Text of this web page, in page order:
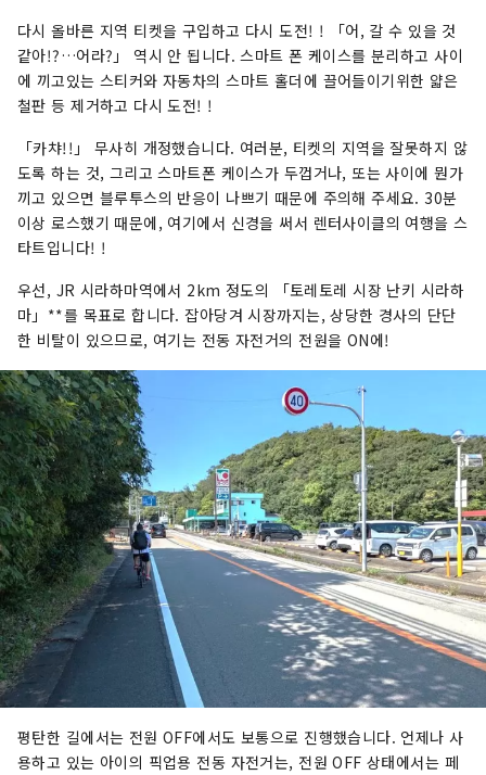
다시 올바른 지역 티켓을 구입하고 다시 도전! ! 「어, 갈 수 있을 것
같아!?…어라?」 역시 안 됩니다. 스마트 폰 케이스를 분리하고 사이
에 끼고있는 스티커와 자동차의 스마트 홀더에 끌어들이기위한 얇은
철판 등 제거하고 다시 도전! !
「카챠!!」 무사히 개정했습니다. 여러분, 티켓의 지역을 잘못하지 않
도록 하는 것, 그리고 스마트폰 케이스가 두껍거나, 또는 사이에 뭔가
끼고 있으면 블루투스의 반응이 나쁘기 때문에 주의해 주세요. 30분
이상 로스했기 때문에, 여기에서 신경을 써서 렌터사이클의 여행을 스
타트입니다! !
우선, JR 시라하마역에서 2km 정도의 「토레토레 시장 난키 시라하
마」**를 목표로 합니다. 잡아당겨 시장까지는, 상당한 경사의 단단
한 비탈이 있으므로, 여기는 전동 자전거의 전원을 ON에!
평탄한 길에서는 전원 OFF에서도 보통으로 진행했습니다. 언제나 사
용하고 있는 아이의 픽업용 전동 자전거는, 전원 OFF 상태에서는 페